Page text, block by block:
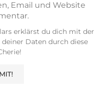
Email und Website
erklärst du dich mit der
Daten durch diese